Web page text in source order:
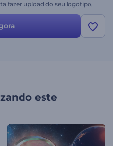
fazer upload do seu logotipo,
chegando. Descubra o
mesmo gratuitamente!
este